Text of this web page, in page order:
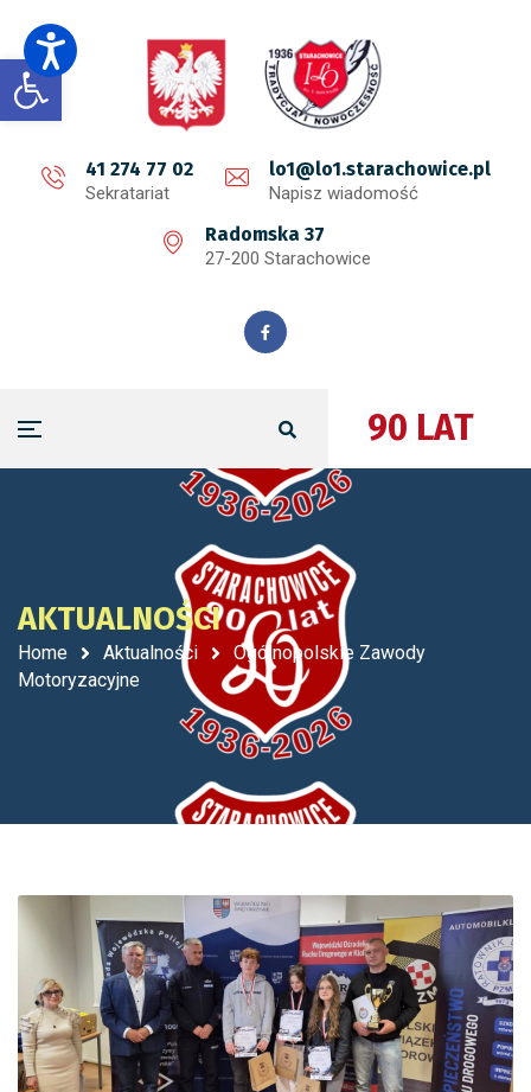
Open toolbar
41 274 77 02
Sekratariat
lo1@lo1.starachowice.pl
Napisz wiadomość
Radomska 37
27-200 Starachowice
90 LAT
AKTUALNOŚCI
Home Aktualności
Ogólnopolskie Zawody
Motoryzacyjne